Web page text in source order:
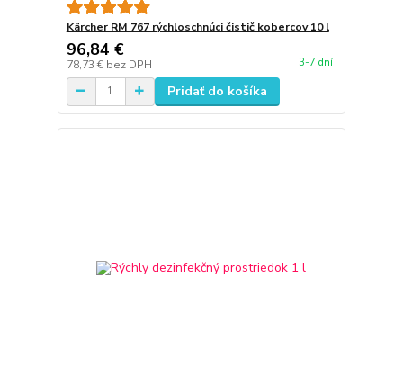
Kärcher RM 767 rýchloschnúci čistič kobercov 10 l
96,84 €
78,73 € bez DPH 3-7 dní
Pridať do košíka